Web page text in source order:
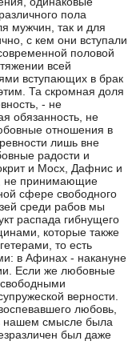
пола
мужчин, так и для
с кем они вступали
половой
всей
вступающих в брак
Та скромная доля
- не
обязанность, не
отношения в
лишь вне
радости и
и Мосх, Дафнис и
не принимающие
сфере свободного
среди рабов мы
распада гибнущего
которые также
то есть
в Афинах - накануне
Если же любовные
верности.
любовь,
нашем смысле была
был даже